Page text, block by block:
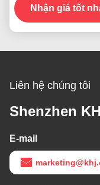
Nhận giá tốt
Liên hệ chúng tôi
Shenzhen
E-mail